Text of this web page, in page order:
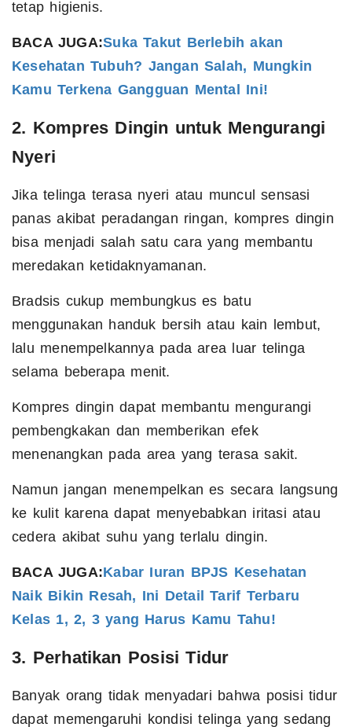
tetap higienis.
BACA JUGA:Suka Takut Berlebih akan
Kesehatan Tubuh? Jangan Salah, Mungkin
Kamu Terkena Gangguan Mental Ini!
2. Kompres Dingin untuk Mengurangi
Nyeri
Jika telinga terasa nyeri atau muncul sensasi
panas akibat peradangan ringan, kompres dingin
bisa menjadi salah satu cara yang membantu
meredakan ketidaknyamanan.
Bradsis cukup membungkus es batu
menggunakan handuk bersih atau kain lembut,
lalu menempelkannya pada area luar telinga
selama beberapa menit.
Kompres dingin dapat membantu mengurangi
pembengkakan dan memberikan efek
menenangkan pada area yang terasa sakit.
Namun jangan menempelkan es secara langsung
ke kulit karena dapat menyebabkan iritasi atau
cedera akibat suhu yang terlalu dingin.
BACA JUGA:Kabar Iuran BPJS Kesehatan
Naik Bikin Resah, Ini Detail Tarif Terbaru
Kelas 1, 2, 3 yang Harus Kamu Tahu!
3. Perhatikan Posisi Tidur
Banyak orang tidak menyadari bahwa posisi tidur
dapat memengaruhi kondisi telinga yang sedang